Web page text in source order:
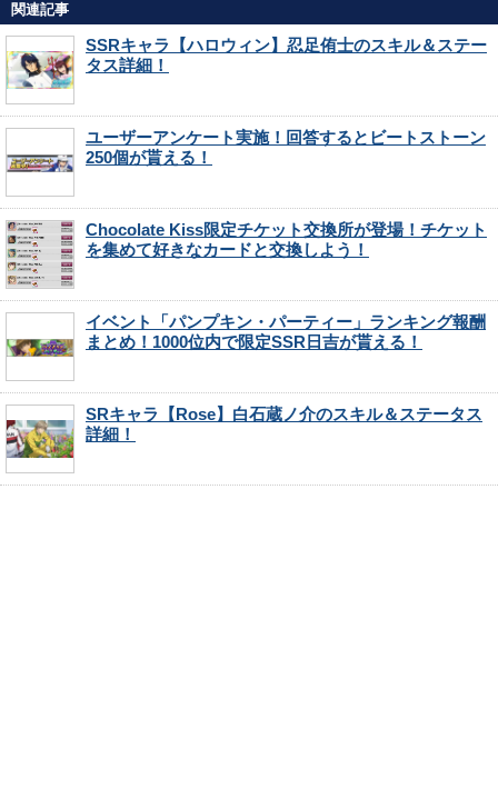
関連記事
SSRキャラ【ハロウィン】忍足侑士のスキル＆ステー
タス詳細！
ユーザーアンケート実施！回答するとビートストーン
250個が貰える！
Chocolate Kiss限定チケット交換所が登場！チケット
を集めて好きなカードと交換しよう！
イベント「パンプキン・パーティー」ランキング報酬
まとめ！1000位内で限定SSR日吉が貰える！
SRキャラ【Rose】白石蔵ノ介のスキル＆ステータス
詳細！